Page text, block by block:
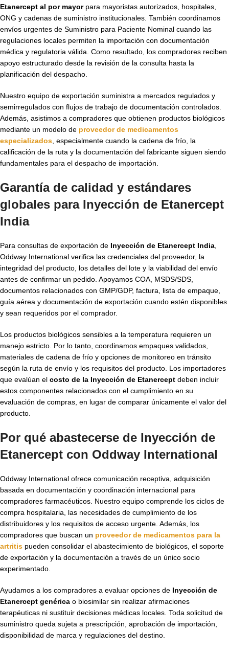
Etanercept al por mayorpara mayoristas autorizados, hospitales,
ONG y cadenas de suministro institucionales. También coordinamos
envíos urgentes de Suministro para Paciente Nominal cuando las
regulaciones locales permiten la importación con documentación
médica y regulatoria válida. Como resultado, los compradores reciben
apoyo estructurado desde la revisión de la consulta hasta la
planificación del despacho.
Nuestro equipo de exportación suministra a mercados regulados y
semirregulados con flujos de trabajo de documentación controlados.
Además, asistimos a compradores que obtienen productos biológicos
mediante un modelo de proveedor de medicamentos
especializados , especialmente cuando la cadena de frío, la
calificación de la ruta y la documentación del fabricante siguen siendo
fundamentales para el despacho de importación.
Garantía de calidad y estándares
globales para Inyección de Etanercept
India
Para consultas de exportación de Inyección de Etanercept India
Oddway International verifica las credenciales del proveedor, la
integridad del producto, los detalles del lote y la viabilidad del envío
antes de confirmar un pedido. Apoyamos COA, MSDS/SDS,
documentos relacionados con GMP/GDP, factura, lista de empaque,
guía aérea y documentación de exportación cuando estén disponibles
y sean requeridos por el comprador.
Los productos biológicos sensibles a la temperatura requieren un
manejo estricto. Por lo tanto, coordinamos empaques validados,
materiales de cadena de frío y opciones de monitoreo en tránsito
según la ruta de envío y los requisitos del producto. Los importadores
que evalúan el costo de la Inyección de Etanercept deben incluir
estos componentes relacionados con el cumplimiento en su
evaluación de compras, en lugar de comparar únicamente el valor del
producto.
Por qué abastecerse de Inyección de
Etanercept con Oddway International
Oddway International ofrece comunicación receptiva, adquisición
basada en documentación y coordinación internacional para
compradores farmacéuticos. Nuestro equipo comprende los ciclos de
compra hospitalaria, las necesidades de cumplimiento de los
distribuidores y los requisitos de acceso urgente. Además, los
compradores que buscan un proveedor de medicamentos para la
artritis pueden consolidar el abastecimiento de biológicos, el soporte
de exportación y la documentación a través de un único socio
experimentado.
Ayudamos a los compradores a evaluar opciones de Inyección de
Etanercept genérica o biosimilar sin realizar afirmaciones
terapéuticas ni sustituir decisiones médicas locales. Toda solicitud de
suministro queda sujeta a prescripción, aprobación de importación,
disponibilidad de marca y regulaciones del destino.